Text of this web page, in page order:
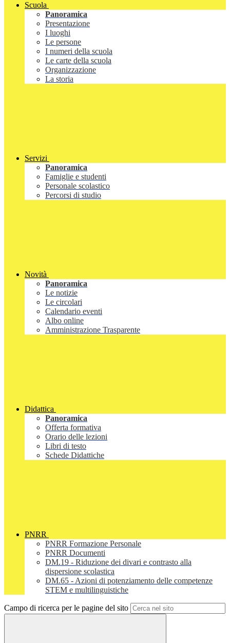
Scuola
Panoramica
Presentazione
I luoghi
Le persone
I numeri della scuola
Le carte della scuola
Organizzazione
La storia
Servizi
Panoramica
Famiglie e studenti
Personale scolastico
Percorsi di studio
Novità
Panoramica
Le notizie
Le circolari
Calendario eventi
Albo online
Amministrazione Trasparente
Didattica
Panoramica
Offerta formativa
Orario delle lezioni
Libri di testo
Schede Didattiche
PNRR
PNRR Formazione Personale
PNRR Documenti
DM.19 - Riduzione dei divari e contrasto alla
dispersione scolastica
DM.65 - Azioni di potenziamento delle competenze
STEM e multilinguistiche
Campo di ricerca per le pagine del sito